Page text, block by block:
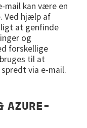
mail kan være en
Ved hjælp af
at genfinde
og
forskellige
til at
via e-mail.
AZURE-